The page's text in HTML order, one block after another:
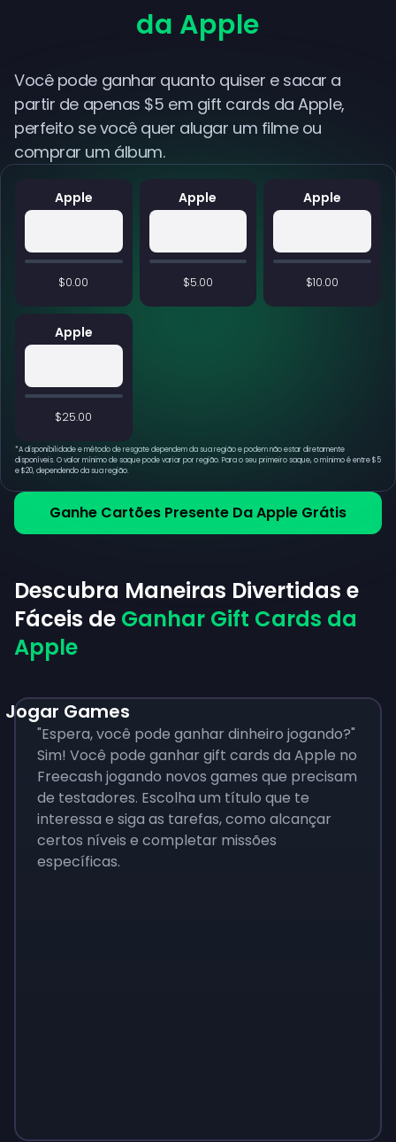
Ganhe Cartões Presente Da Apple Grátis
Apple
$0.00
Apple
$5.00
Apple
$10.00
Apple
$25.00
*A disponibilidade e método de resgate dependem da sua região e podem não estar diretamente
disponíveis. O valor mínimo de saque pode variar por região. Para o seu primeiro saque, o mínimo é entre $5
e $20, dependendo da sua região.
da Apple
Você pode ganhar quanto quiser e sacar a
partir de apenas $5 em gift cards da Apple,
perfeito se você quer alugar um filme ou
comprar um álbum.
Descubra Maneiras Divertidas e
Fáceis de Ganhar Gift Cards da
Apple
Jogar Games
"Espera, você pode ganhar dinheiro jogando?"
Sim! Você pode ganhar gift cards da Apple no
Freecash jogando novos games que precisam
de testadores. Escolha um título que te
interessa e siga as tarefas, como alcançar
certos níveis e completar missões
específicas.